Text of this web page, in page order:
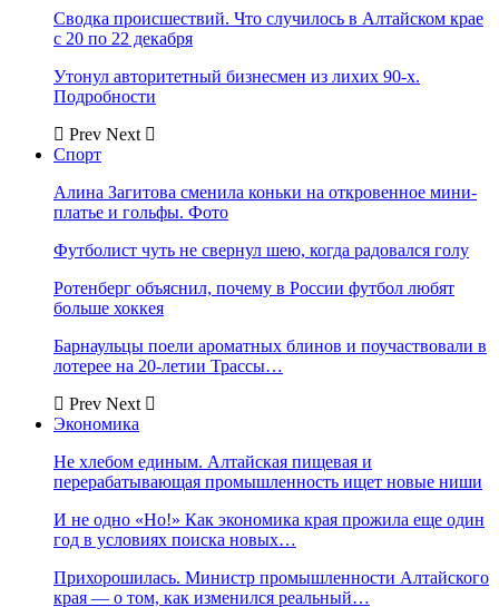
Сводка происшествий. Что случилось в Алтайском крае
с 20 по 22 декабря
Утонул авторитетный бизнесмен из лихих 90-х.
Подробности
Prev Next
Спорт
Алина Загитова сменила коньки на откровенное мини-
платье и гольфы. Фото
Футболист чуть не свернул шею, когда радовался голу
Ротенберг объяснил, почему в России футбол любят
больше хоккея
Барнаульцы поели ароматных блинов и поучаствовали в
лотерее на 20-летии Трассы…
Prev Next
Экономика
Не хлебом единым. Алтайская пищевая и
перерабатывающая промышленность ищет новые ниши
И не одно «Но!» Как экономика края прожила еще один
год в условиях поиска новых…
Прихорошилась. Министр промышленности Алтайского
края — о том, как изменился реальный…